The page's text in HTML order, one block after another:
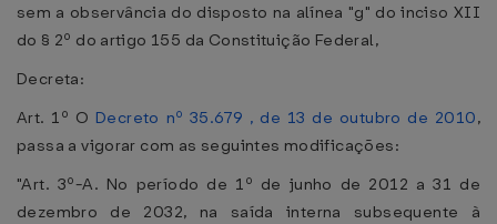
sem a observância do disposto na alínea "g" do inciso XII
do § 2º do artigo 155 da Constituição Federal,
Decreta:
Art. 1º O Decreto nº 35.679 , de 13 de outubro de 2010,
passa a vigorar com as seguintes modificações:
"Art. 3º-A. No período de 1º de junho de 2012 a 31 de
dezembro de 2032, na saída interna subsequente à